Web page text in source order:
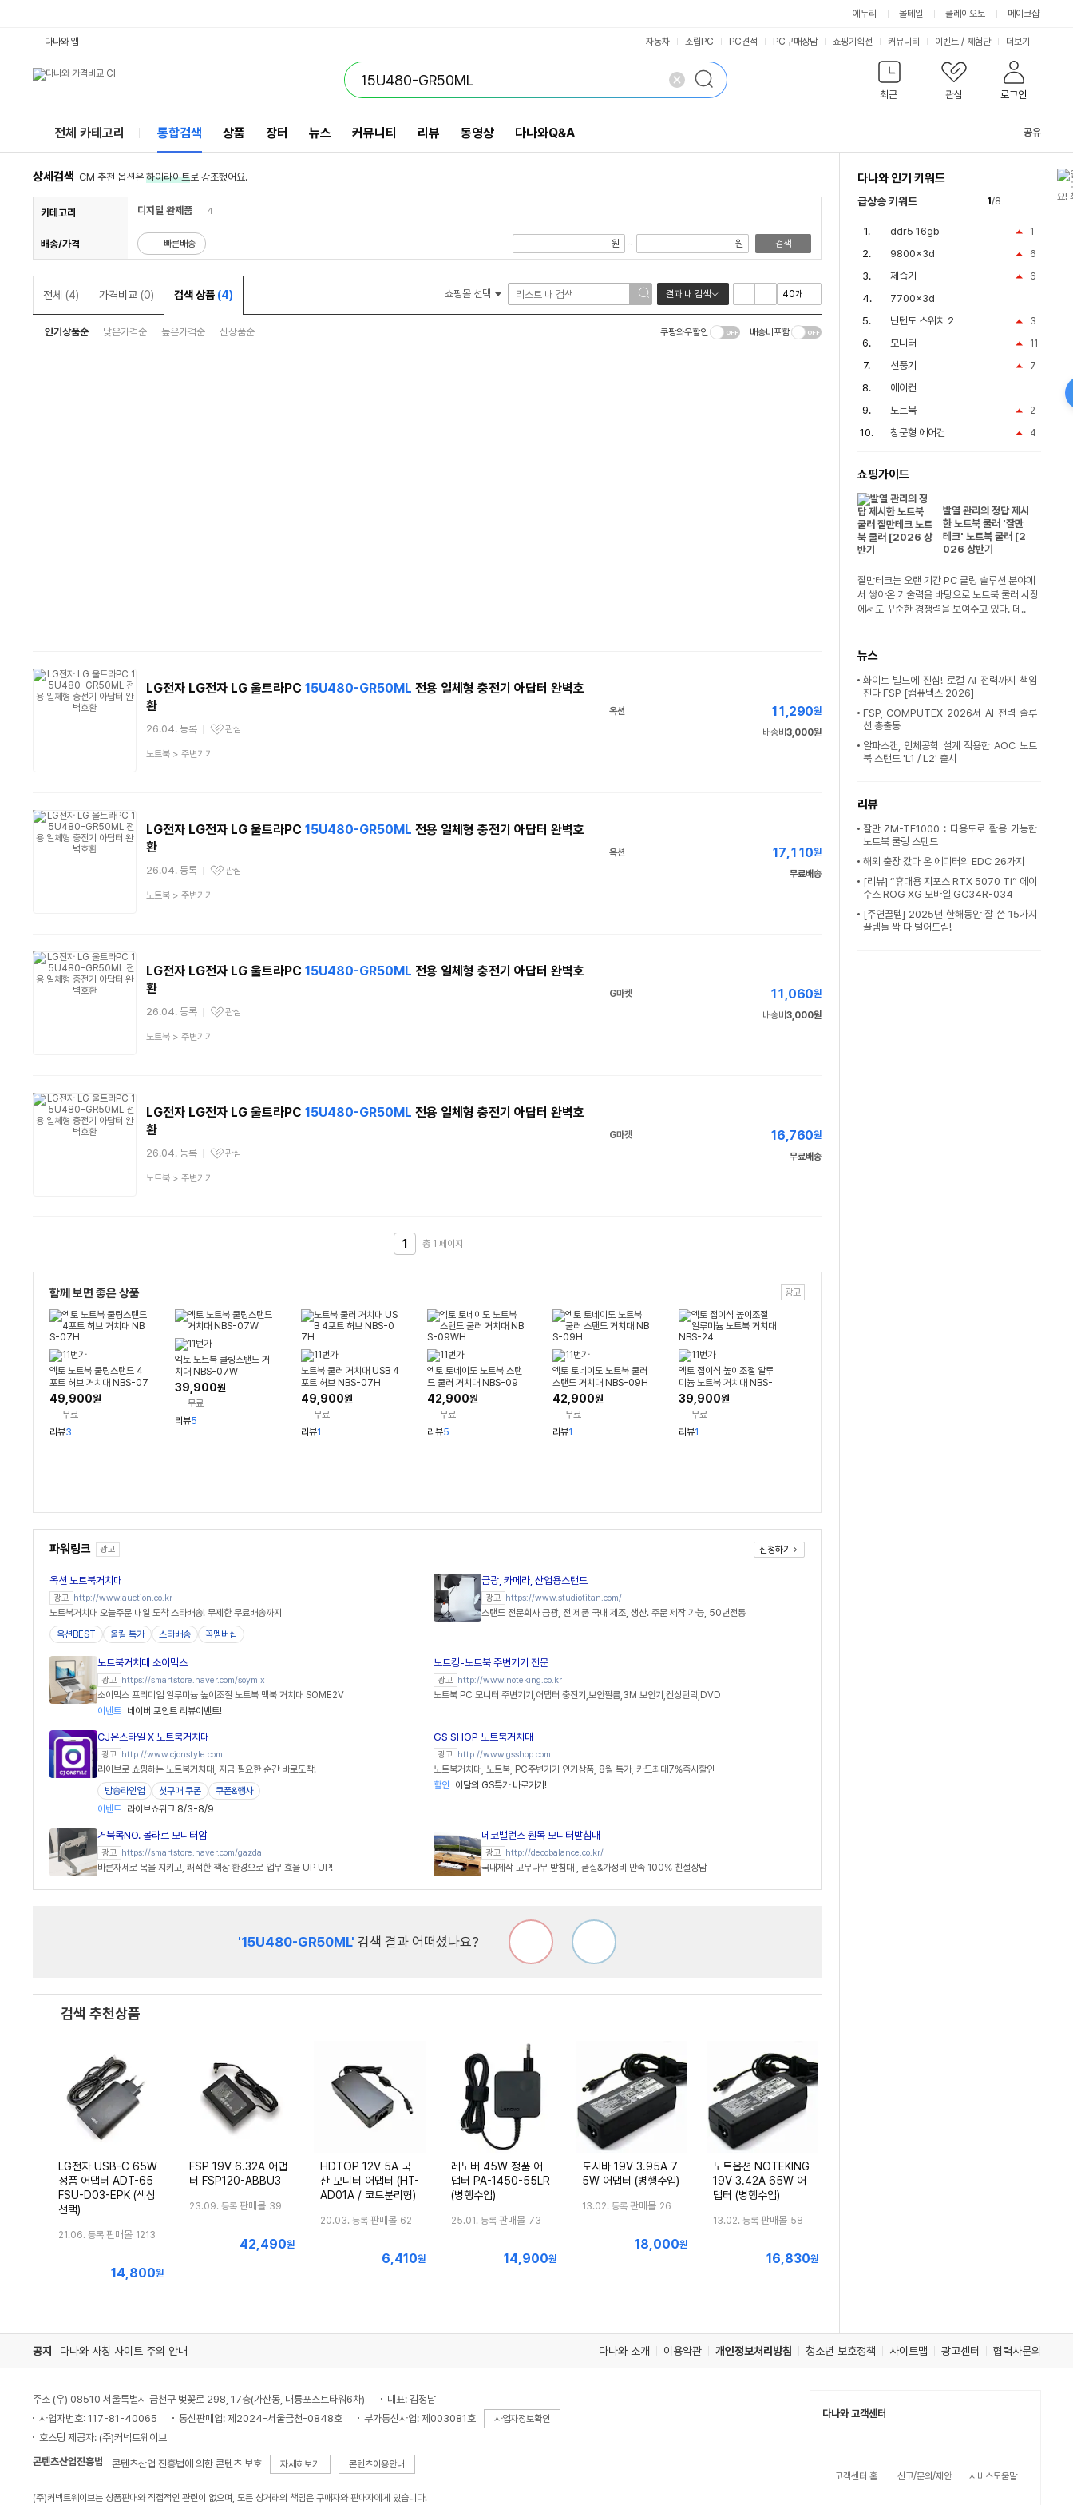
에누리 몰테일 플레이오토 메이크샵
최근 관심 로그인
다나와 앱 자동차 조립PC PC견적 PC구매상담 쇼핑기획전 커뮤니티 이벤트 / 체험단 더보기
전체 카테고리 통합검색 상품 장터 뉴스 커뮤니티 리뷰 동영상 다나와Q&A 공유
상세검색 CM 추천 옵션은 하이라이트로 강조했어요.
카테고리 디지털 완제품 4
배송/가격 빠른배송 원 ~ 원 검색
전체 (4) 가격비교 (0) 검색 상품 (4) 쇼핑몰 선택 결과 내 검색
인기상품순 낮은가격순 높은가격순 신상품순 쿠팡와우할인 배송비포함
LG전자 LG전자 LG 울트라PC 15U480-GR50ML 전용 일체형 충전기 아답터 완벽호
환
26.04. 등록
관심상품
관심
상
노트북> 주변기기
옥션 11,290원
배송비 3,000원
LG전자 LG전자 LG 울트라PC 15U480-GR50ML 전용 일체형 충전기 아답터 완벽호
환
26.04. 등록
관심상품
관심
상
노트북> 주변기기
옥션 17,110원
무료배송
LG전자 LG전자 LG 울트라PC 15U480-GR50ML 전용 일체형 충전기 아답터 완벽호
환
26.04. 등록
관심상품
관심
상
노트북> 주변기기
G마켓 11,060원
배송비 3,000원
LG전자 LG전자 LG 울트라PC 15U480-GR50ML 전용 일체형 충전기 아답터 완벽호
환
26.04. 등록
관심상품
관심
상
노트북> 주변기기
G마켓 16,760원
무료배송
1 총 1 페이지
함께 보면 좋은 상품 광고
엑토 노트북 쿨링스탠드 4
포트 허브 거치대 NBS-07
H
49,900원
무료
리뷰3
엑토 노트북 쿨링스탠드 거
치대 NBS-07W
39,900원
무료
리뷰5
노트북 쿨러 거치대 USB 4
포트 허브 NBS-07H
49,900원
무료
리뷰1
엑토 토네이도 노트북 스탠
드 쿨러 거치대 NBS-09
WH
42,900원
무료
리뷰5
엑토 토네이도 노트북 쿨러
스탠드 거치대 NBS-09H
42,900원
무료
리뷰1
엑토 접이식 높이조절 알루
미늄 노트북 거치대 NBS-
24
39,900원
무료
리뷰1
파워링크 광고 신청하기
옥션 노트북거치대
광고 http://www.auction.co.kr
노트북거치대 오늘주문 내일 도착 스타배송! 무제한 무료배송까지
옥션BEST
올킬 특가 스타배송 꼭멤버십
금광, 카메라, 산업용스탠드
광고 https://www.studiotitan.com/
스탠드 전문회사 금광, 전 제품 국내 제조, 생산. 주문 제작 가능, 50년전통
노트북거치대 소이믹스
광고 https://smartstore.naver.com/soymix
소이믹스 프리미엄 알루미늄 높이조절 노트북 맥북 거치대 SOME2V
이벤트
네이버 포인트 리뷰이벤트!
노트킹-노트북 주변기기 전문
광고 http://www.noteking.co.kr
노트북 PC 모니터 주변기기,어댑터 충전기,보안필름,3M 보안기,켄싱턴락,DVD
CJ온스타일 X 노트북거치대
광고 http://www.cjonstyle.com
라이브로 쇼핑하는 노트북거치대, 지금 필요한 순간 바로도착!
방송라인업
첫구매 쿠폰
쿠폰&행사
이벤트
라이브쇼위크 8/3-8/9
GS SHOP 노트북거치대
광고 http://www.gsshop.com
노트북거치대, 노트북, PC주변기기 인기상품, 8월 특가, 카드최대7%즉시할인
할인
이달의 GS특가 바로가기!
거북목NO. 볼라르 모니터암
광고 https://smartstore.naver.com/gazda
바른자세로 목을 지키고, 쾌적한 책상 환경으로 업무 효율 UP UP!
데코밸런스 원목 모니터받침대
광고 http://decobalance.co.kr/
국내제작 고무나무 받침대 , 품질&가성비 만족 100% 친절상담
'15U480-GR50ML' 검색 결과 어떠셨나요?
검색 추천상품
LG전자 USB-C 65W
정품 어댑터 ADT-65
FSU-D03-EPK (색상
선택)
21.06. 등록 판매몰 1213
최
14,800원
FSP 19V 6.32A 어댑
터 FSP120-ABBU3
23.09. 등록 판매몰 39
최
42,490원
HDTOP 12V 5A 국
산 모니터 어댑터 (HT-
AD01A / 코드분리형)
20.03. 등록 판매몰 62
최
6,410원
레노버 45W 정품 어
댑터 PA-1450-55LR
(병행수입)
25.01. 등록 판매몰 73
최
14,900원
도시바 19V 3.95A 7
5W 어댑터 (병행수입)
13.02. 등록 판매몰 26
최
18,000원
노트옵션 NOTEKING
19V 3.42A 65W 어
댑터 (병행수입)
13.02. 등록 판매몰 58
최
16,830원
다나와 인기 키워드
급상승 키워드 1/8
1
ddr5 16gb
6
9800x3d
6
제습기
7700x3d
3
닌텐도 스위치 2
11
모니터
7
선풍기
에어컨
2
노트북
4
창문형 에어컨
쇼핑가이드
발열 관리의 정답 제시
한 노트북 쿨러 '잘만
테크' 노트북 쿨러 [2
026 상반기
잘만테크는 오랜 기간 PC 쿨링 솔루션 분야에
서 쌓아온 기술력을 바탕으로 노트북 쿨러 시장
에서도 꾸준한 경쟁력을 보여주고 있다. 데..
뉴스
화이트 빌드에 진심! 로컬 AI 전력까지 책임
진다 FSP [컴퓨텍스 2026]
FSP, COMPUTEX 2026서 AI 전력 솔루
션 총출동
알파스캔, 인체공학 설계 적용한 AOC 노트
북 스탠드 'L1 / L2' 출시
리뷰
잘만 ZM-TF1000 : 다용도로 활용 가능한
노트북 쿨링 스탠드
해외 출장 갔다 온 에디터의 EDC 26가지
[리뷰] “휴대용 지포스 RTX 5070 Ti” 에이
수스 ROG XG 모바일 GC34R-034
[주연꿀템] 2025년 한해동안 잘 쓴 15가지
꿀템들 싹 다 털어드림!
공지 다나와 사칭 사이트 주의 안내 다나와 소개 이용약관 개인정보처리방침 청소년 보호정책 사이트맵 광고센터 협력사문의
주소 (우) 08510 서울특별시 금천구 벚꽃로 298, 17층(가산동, 대륭포스트타워6차)
대표: 김정남
사업자번호: 117-81-40065
통신판매업: 제2024-서울금천-0848호 부가통신사업: 제003081호 사업자정보확인
호스팅 제공자: (주)커넥트웨이브
콘텐츠산업진흥법
콘텐츠산업 진흥법에 의한 콘텐츠 보호 자세히보기 콘텐츠이용안내
(주)커넥트웨이브는 상품판매와 직접적인 관련이 없으며, 모든 상거래의 책임은 구매자와 판매자에게 있습니다.
다나와 고객센터
고객센터 홈 신고/문의/제안 서비스도움말